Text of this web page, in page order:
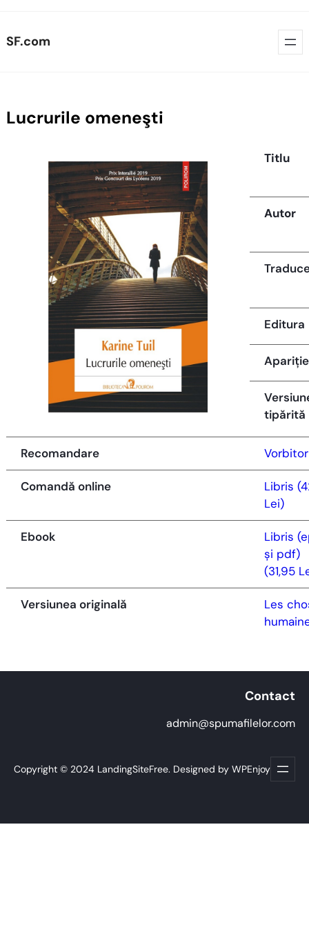
to
SF.com
Lucrurile omeneşti
Titlu
Autor
Editura
Apariție
tipărită
Recomandare
Comandă online
Libris
Lei)
Ebook
Libris
și pdf)
(31,95
Versiunea originală
Les
Contact
admin@spumafilelor.com
Copyright © 2024 LandingSiteFree. Designed by WPEnjoy